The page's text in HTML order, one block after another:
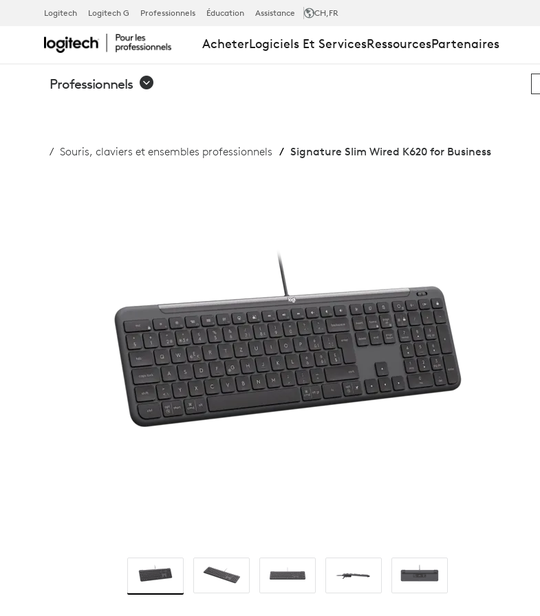
SIGNATURE
SLIM
WIRED
BUSINESS
Logitech Logitech G Professionnels Éducation Assistance CH,FR
AcheterLogiciels Et ServicesRessourcesPartenaires
Professionnels
Souris, claviers et ensembles professionnels Signature Slim Wired K620 for Business